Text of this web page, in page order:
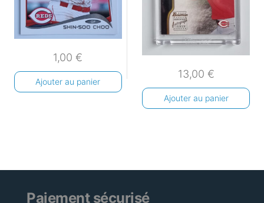
1,00€
Ajouter au panier
13,00 €
Ajouter au panier
Paiement sécurisé